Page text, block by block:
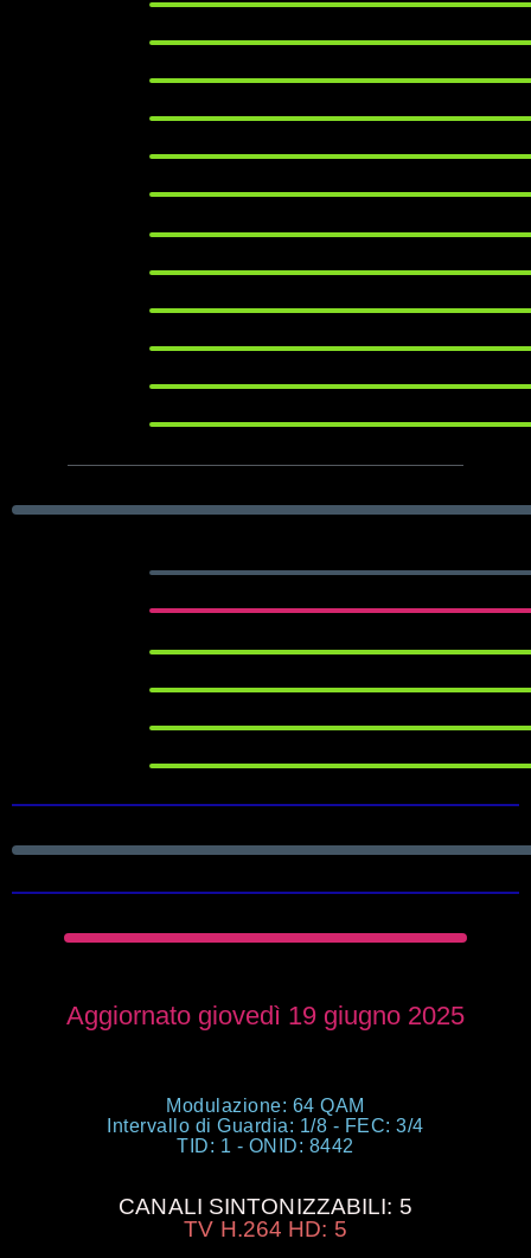
Aggiornato giovedì 19 giugno 2025
Modulazione: 64 QAM
Intervallo di Guardia: 1/8 - FEC: 3/4
TID: 1 - ONID: 8442
CANALI SINTONIZZABILI: 5
TV H.264 HD: 5